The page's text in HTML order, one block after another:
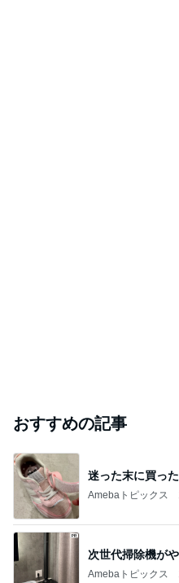
おすすめの記事
迷った末に買っ
Amebaトピックス
次世代掃除機が
Amebaトピックス